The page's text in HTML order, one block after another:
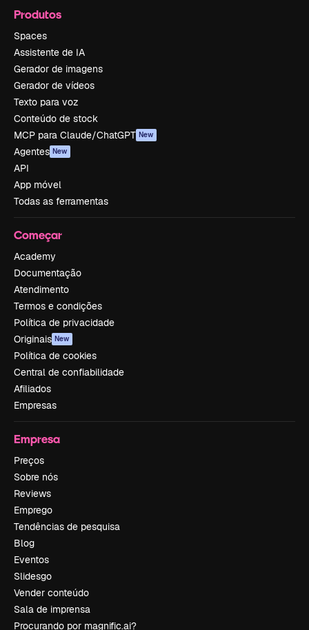
Produtos
Spaces
Assistente de IA
Gerador de imagens
Gerador de vídeos
Texto para voz
Conteúdo de stock
MCP para Claude/ChatGPT New
Agentes New
API
App móvel
Todas as ferramentas
Começar
Academy
Documentação
Atendimento
Termos e condições
Política de privacidade
Originais New
Política de cookies
Central de confiabilidade
Afiliados
Empresas
Empresa
Preços
Sobre nós
Reviews
Emprego
Tendências de pesquisa
Blog
Eventos
Slidesgo
Vender conteúdo
Sala de imprensa
Procurando por magnific.ai?